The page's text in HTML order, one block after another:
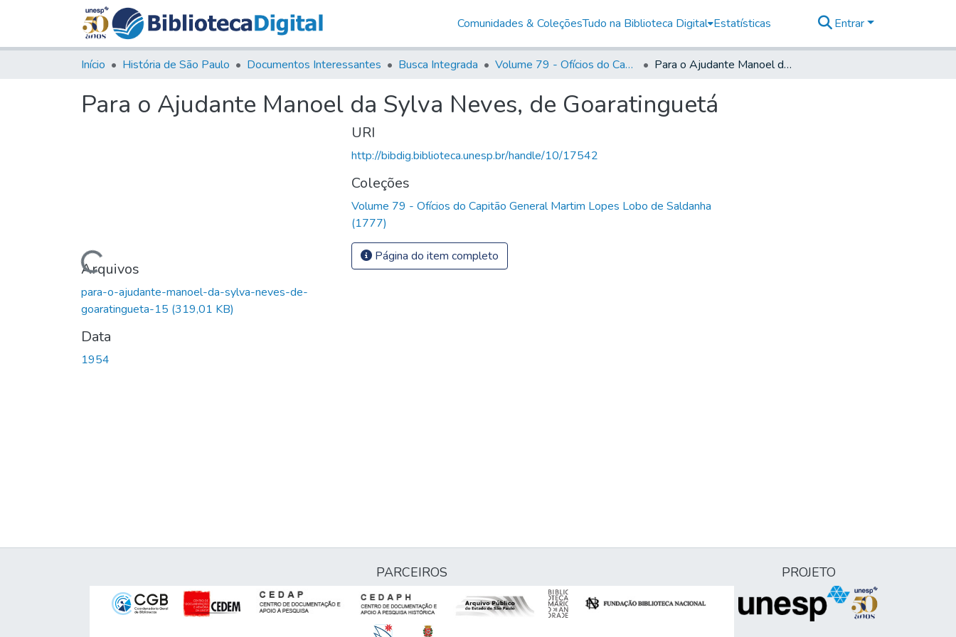
Comunidades & ColeçõesTudo na Biblioteca Digital Estatísticas Entrar
Início História de São Paulo Documentos Interessantes Busca Integrada Volume 79 - Ofícios do Capitão General Martim Lopes Lobo de Saldanha (1777) Para o Ajudante Manoel da Sylva Neves, de Goaratinguetá
Para o Ajudante Manoel da Sylva Neves, de Goaratinguetá
Carregando...
Arquivos
para-o-ajudante-manoel-da-sylva-neves-de-
goaratingueta-15 (319,01 KB)
Data
1954
URI
http://bibdig.biblioteca.unesp.br/handle/10/17542
Coleções
Volume 79 - Ofícios do Capitão General Martim Lopes Lobo de Saldanha
(1777)
Página do item completo
PARCEIROS PROJETO